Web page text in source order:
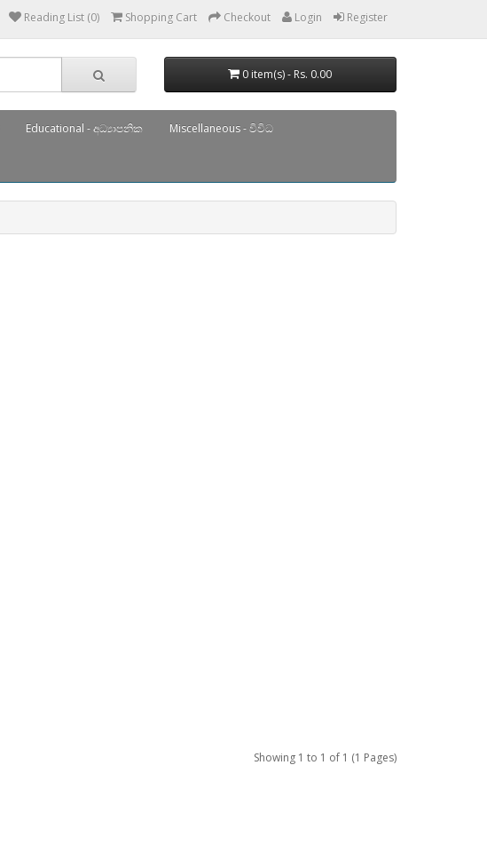
Reading List (0) Shopping Cart Checkout Login Register
0 item(s) - Rs. 0.00
Educational - අධ්‍යාපනික Miscellaneous - විවිධ
Showing 1 to 1 of 1 (1 Pages)